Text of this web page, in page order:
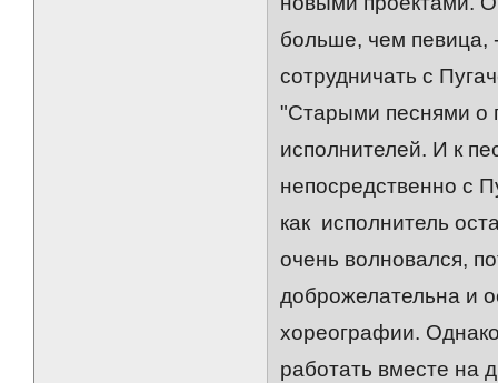
больше, чем певица,
сотрудничать с
"Старыми песнями о
исполнителей. И к
непосредственно с
как исполнитель
очень волновался,
доброжелательна и
хореографии.
работать вместе на